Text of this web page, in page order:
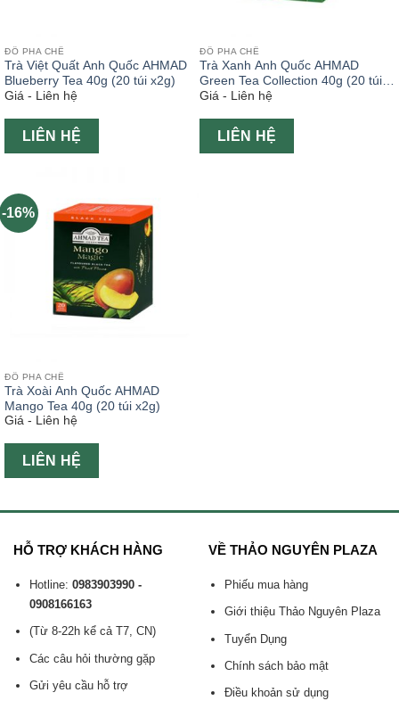
ĐỒ PHA CHẾ
Trà Việt Quất Anh Quốc AHMAD
Blueberry Tea 40g (20 túi x2g)
Giá - Liên hệ
LIÊN HỆ
ĐỒ PHA CHẾ
Trà Xanh Anh Quốc AHMAD
Green Tea Collection 40g (20 túi
x2g)
Giá - Liên hệ
LIÊN HỆ
-16%
ĐỒ PHA CHẾ
Trà Xoài Anh Quốc AHMAD
Mango Tea 40g (20 túi x2g)
Giá - Liên hệ
LIÊN HỆ
HỖ TRỢ KHÁCH HÀNG
Hotline: 0983903990 -
0908166163
(Từ 8-22h kể cả T7, CN)
Các câu hỏi thường gặp
Gửi yêu cầu hỗ trợ
VỀ THẢO NGUYÊN PLAZA
Phiếu mua hàng
Giới thiệu Thảo Nguyên Plaza
Tuyển Dụng
Chính sách bảo mật
Điều khoản sử dụng